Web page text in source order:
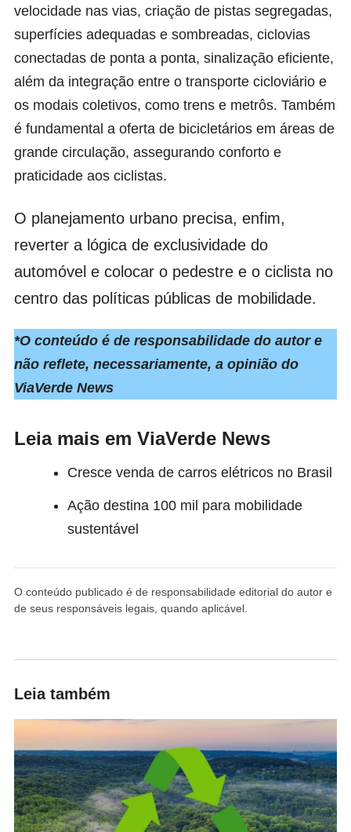
velocidade nas vias, criação de pistas segregadas,
superfícies adequadas e sombreadas, ciclovias
conectadas de ponta a ponta, sinalização eficiente,
além da integração entre o transporte cicloviário e
os modais coletivos, como trens e metrôs. Também
é fundamental a oferta de bicicletários em áreas de
grande circulação, assegurando conforto e
praticidade aos ciclistas.
O planejamento urbano precisa, enfim,
reverter a lógica de exclusividade do
automóvel e colocar o pedestre e o ciclista no
centro das políticas públicas de mobilidade.
*O conteúdo é de responsabilidade do autor e
não reflete, necessariamente, a opinião do
ViaVerde News
Leia mais em ViaVerde News
Cresce venda de carros elétricos no Brasil
Ação destina 100 mil para mobilidade
sustentável
O conteúdo publicado é de responsabilidade editorial do autor e
de seus responsáveis legais, quando aplicável.
Leia também